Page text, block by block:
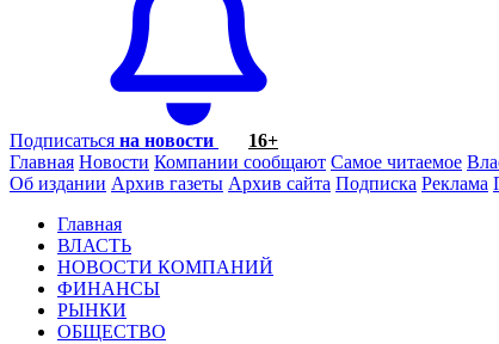
Подписаться на новости
16+
Главная Новости Компании сообщают Самое читаемое
Об издании Архив газеты Архив сайта Подписка Реклама
Главная
ВЛАСТЬ
НОВОСТИ КОМПАНИЙ
ФИНАНСЫ
РЫНКИ
ОБЩЕСТВО